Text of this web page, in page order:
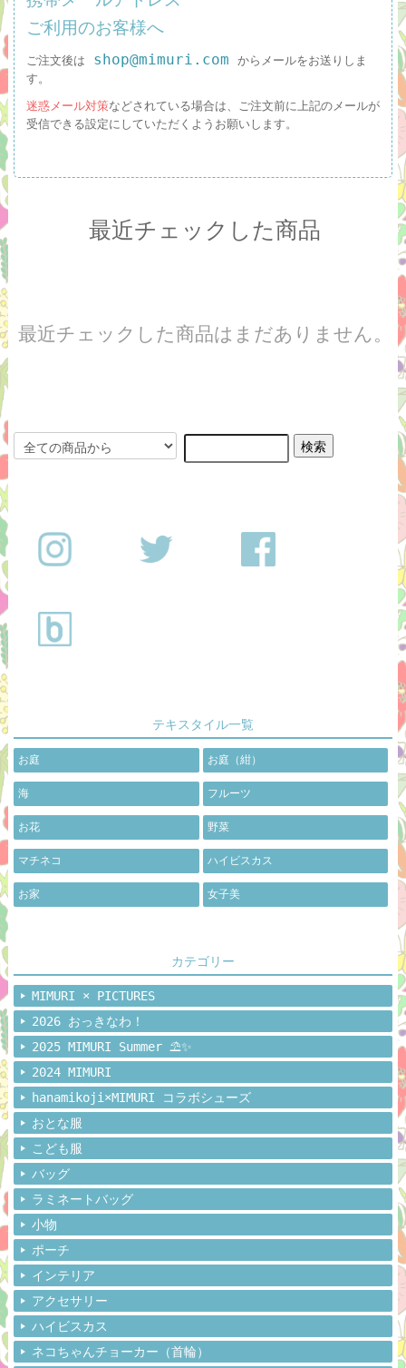
ご利用のお客様へ
ご注文後は shop@mimuri.com
からメールをお送りしま
す。
迷惑メール対策などされている場合は、ご注文前に上記のメールが
受信できる設定にしていただくようお願いします。
最近チェックした商品
最近チェックした商品はまだありません。
テキスタイル一覧
お庭 お庭（紺）
海 フルーツ
お花 野菜
マチネコ ハイビスカス
お家 女子美
カテゴリー
MIMURI × PICTURES
2026 おっきなわ！
2025 MIMURI Summer ⛱️✨
2024 MIMURI
hanamikoji×MIMURI コラボシューズ
おとな服
こども服
バッグ
ラミネートバッグ
小物
ポーチ
インテリア
アクセサリー
ハイビスカス
ネコちゃんチョーカー（首輪）